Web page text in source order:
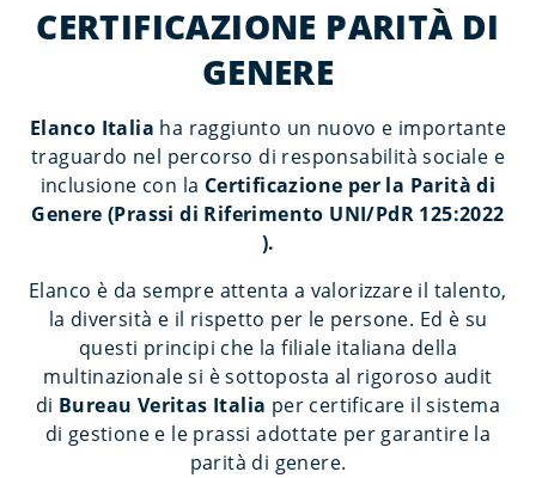
CERTIFICAZIONE PARITÀ DI
GENERE
Elanco Italia ha raggiunto un nuovo e importante
traguardo nel percorso di responsabilità sociale e
inclusione con la Certificazione per la Parità di
Genere (Prassi di Riferimento UNI/PdR 125:2022
).
Elanco è da sempre attenta a valorizzare il talento,
la diversità e il rispetto per le persone. Ed è su
questi principi che la filiale italiana della
multinazionale si è sottoposta al rigoroso audit
di Bureau Veritas Italia per certificare il sistema
di gestione e le prassi adottate per garantire la
parità di genere.